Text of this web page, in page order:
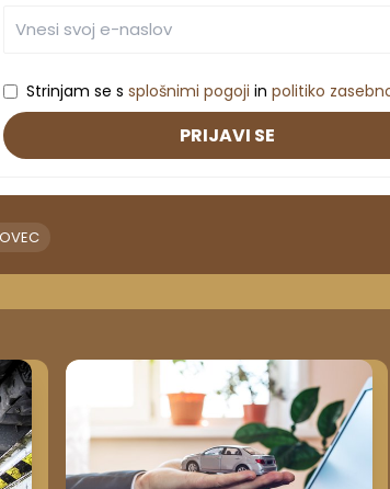
Strinjam se s splošnimi pogoji in politiko
PRIJAVI SE